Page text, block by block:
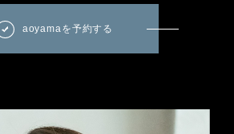
aoyamaを予約する